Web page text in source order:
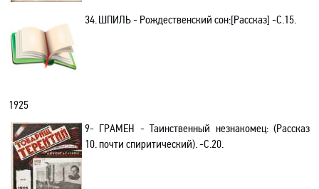
34.ШПИЛЬ - Рождественский сон:[Рассказ] -C.15.
1925
9-
10.
ГРАМЕН - Таинственный незнакомец: (Рассказ
почти спиритический). -C.20.